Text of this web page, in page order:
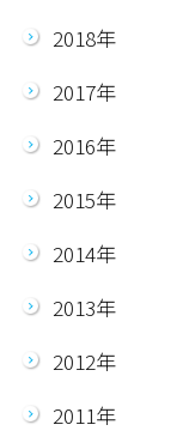
2018年
2017年
2016年
2015年
2014年
2013年
2012年
2011年